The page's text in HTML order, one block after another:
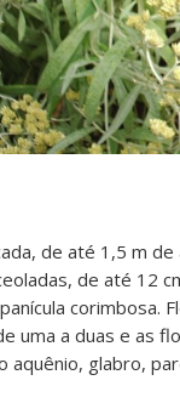
de até 1,5 m
de até 12
corimbosa.
uma a duas e as
aquênio, glabro,